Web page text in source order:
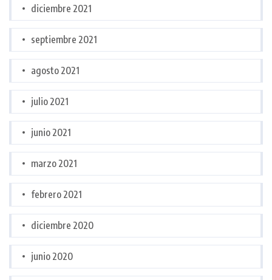
diciembre 2021
septiembre 2021
agosto 2021
julio 2021
junio 2021
marzo 2021
febrero 2021
diciembre 2020
junio 2020